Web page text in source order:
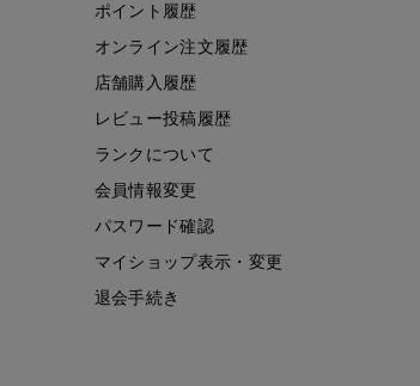
ポイント履歴
オンライン注文履歴
店舗購入履歴
レビュー投稿履歴
ランクについて
会員情報変更
パスワード確認
マイショップ表示・変更
退会手続き